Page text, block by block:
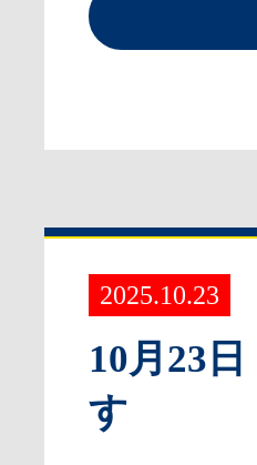
2025.10.23
10月23
す